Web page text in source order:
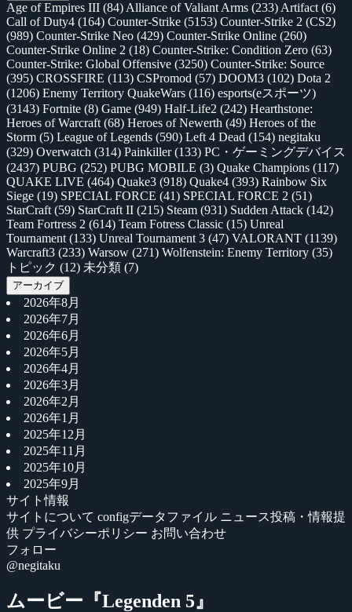
Age of Empires III (84) Alliance of Valiant Arms (233) Artifact (6)
Call of Duty4 (164) Counter-Strike (5153) Counter-Strike 2 (CS2)
(989) Counter-Strike Neo (429) Counter-Strike Online (260)
Counter-Strike Online 2 (18) Counter-Strike: Condition Zero (63)
Counter-Strike: Global Offensive (3250) Counter-Strike: Source
(395) CROSSFIRE (113) CSPromod (57) DOOM3 (102) Dota 2
(1206) Enemy Territory QuakeWars (116) esports(eスポーツ)
(3143) Fortnite (8) Game (949) Half-Life2 (242) Hearthstone:
Heroes of Warcraft (68) Heroes of Newerth (49) Heroes of the
Storm (5) League of Legends (590) Left 4 Dead (154) negitaku
(329) Overwatch (314) Painkiller(133) PC・ゲーミングデバイス
(2437) PUBG (252) PUBG MOBILE (3) Quake Champions (117)
QUAKE LIVE (464) Quake3 (918) Quake4 (393) Rainbow Six
Siege (19) SPECIAL FORCE (41) SPECIAL FORCE 2 (51)
StarCraft (59) StarCraft II (215) Steam (931) Sudden Attack (142)
Team Fortress 2 (614) Team Fotress Classic (15) Unreal
Tournament (133) Unreal Tournament 3 (47) VALORANT (1139)
Warcraft3 (233) Warsow (271) Wolfenstein: Enemy Territory (35)
トピック (12) 未分類 (7)
アーカイブ
2026年8月
2026年7月
2026年6月
2026年5月
2026年4月
2026年3月
2026年2月
2026年1月
2025年12月
2025年11月
2025年10月
2025年9月
サイト情報
サイトについて configデータファイル ニュース投稿・情報提
供 プライバシーポリシー お問い合わせ
フォロー
@negitaku
ムービー『Legenden 5』